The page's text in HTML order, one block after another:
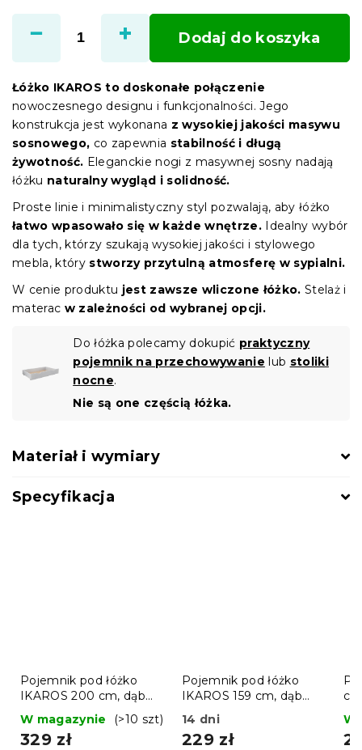
jednostkowa:
Dodaj do koszyka
Łóżko IKAROS to doskonałe połączenie
nowoczesnego designu i funkcjonalności. Jego
konstrukcja jest wykonana z wysokiej jakości masywu
sosnowego, co zapewnia stabilność i długą
żywotność. Eleganckie nogi z masywnej sosny nadają
łóżku naturalny wygląd i solidność.
Proste linie i minimalistyczny styl pozwalają, aby łóżko
łatwo wpasowało się w każde wnętrze. Idealny wybór
dla tych, którzy szukają wysokiej jakości i stylowego
mebla, który stworzy przytulną atmosferę w sypialni.
W cenie produktu jest zawsze wliczone łóżko. Stelaż i
materac w zależności od wybranej opcji.
Do łóżka polecamy dokupić praktyczny
pojemnik na przechowywanie lub stoliki
nocne.
Nie są one częścią łóżka.
Materiał i wymiary
Specyfikacja
Pojemnik pod łóżko
IKAROS 200 cm, dąb
W magazynie (>10 szt)
329 zł
Pojemnik pod łóżko
IKAROS 159 cm, dąb
sonoma
14 dni
229 zł
W